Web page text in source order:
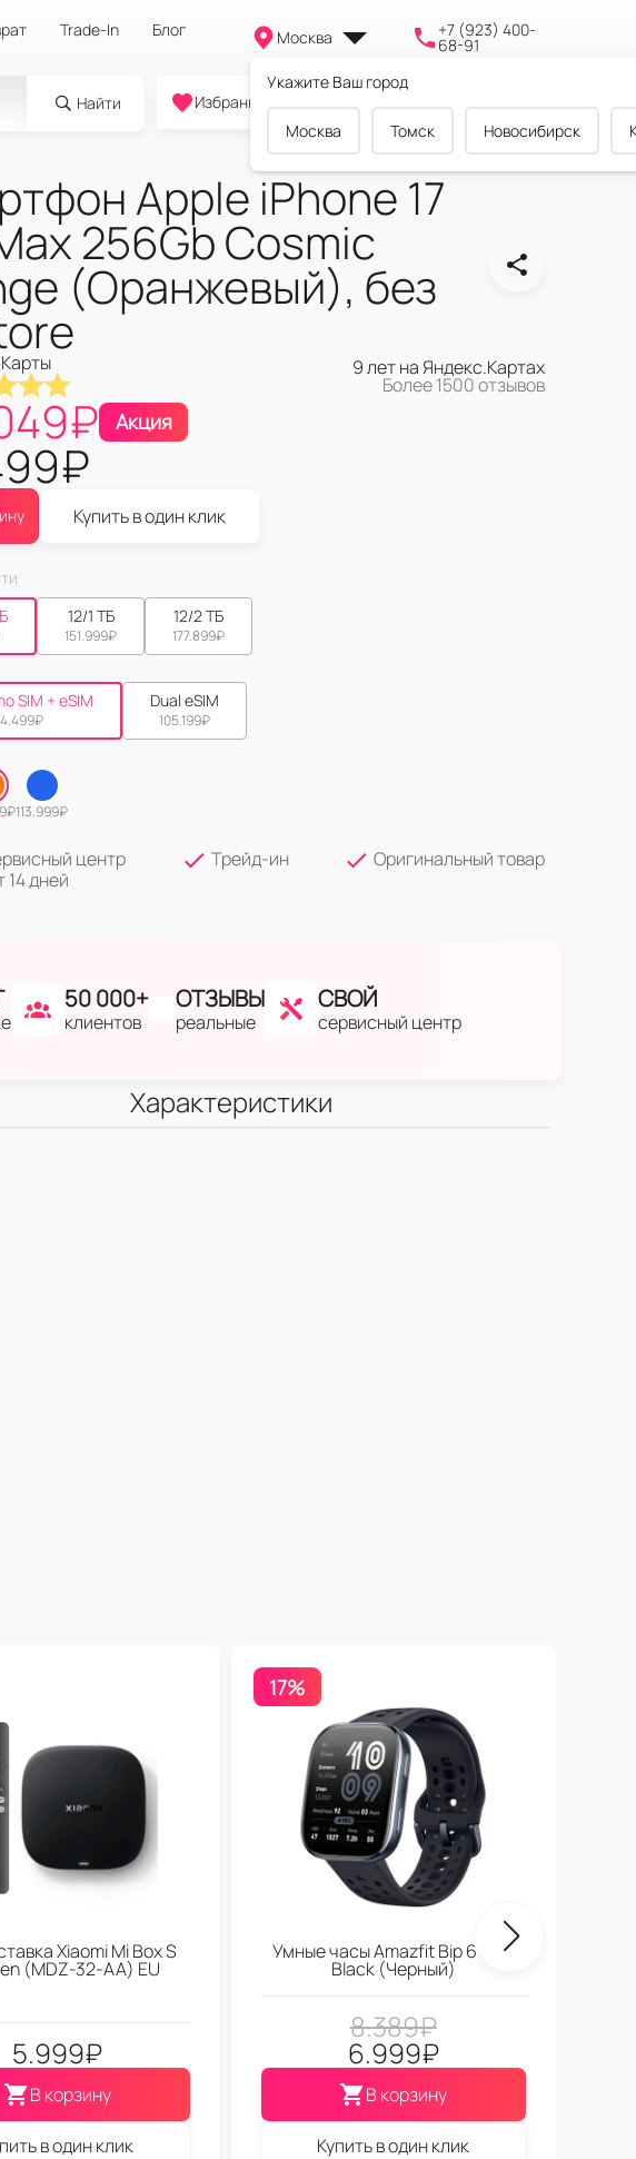
Trade-In Блог Москва
Укажите Ваш город
Москва Томск Новосибирск
+7 (923) 400-
68-91
Найти
0
Избранное Cравнение Корзина
Apple iPhone 17
256Gb Cosmic
(Оранжевый), без
9 лет на Яндекс.Картах
Более 1500 отзывов
₽ Акция
₽
Купить в один клик
12/1 ТБ
151.999₽
12/2 ТБ
177.899₽
SIM + eSIM
₽
Dual eSIM
105.199₽
₽113.999₽
центр Трейд-ин
Оригинальный товар
14 дней
50 000+
клиентов
ОТЗЫВЫ
реальные
СВОЙ
сервисный центр
Характеристики
Xiaomi Mi Box S
(МDZ-32-АА) EU
5.999₽
В корзину
в один клик
17%
Умные часы Amazfit Bip 6 Soft
Black (Черный)
8.389₽
6.999₽
В корзину
Купить в один клик